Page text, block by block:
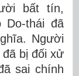
bất tín,
Do-thái đã
Người
bị đối xử
sai chính